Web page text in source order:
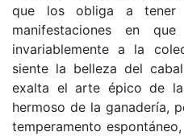
que los obliga a tener
manifestaciones en
invariablemente a la
siente la belleza del
exalta el arte épico de
hermoso de la ganadería,
temperamento